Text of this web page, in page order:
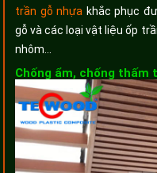
trần gỗ nhựa khắc phục
gỗ và các loại vật liệu ốp
nhôm…
Chống ẩm, chống thấm